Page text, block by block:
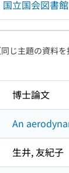
立国会図書
じ主題の資料
博士論文
An
生井, 友紀子